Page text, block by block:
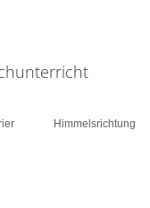
Himmelsrichtungen